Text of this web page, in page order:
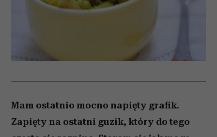
Mam ostatnio mocno napięty grafik.
Zapięty na ostatni guzik, który do tego